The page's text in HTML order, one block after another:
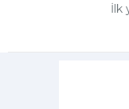
İlk